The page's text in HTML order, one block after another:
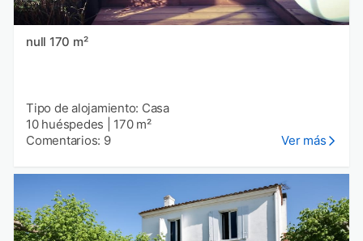
null 170 m²
Tipo de alojamiento: Casa
10 huéspedes
170 m²
Comentarios: 9
Ver más